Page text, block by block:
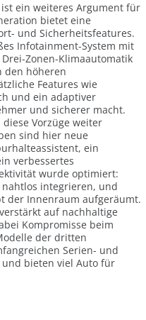
ein weiteres Argument für
bietet eine
und Sicherheitsfeatures.
Infotainment-System mit
Zonen-Klimaautomatik
den höheren
Features wie
und ein adaptiver
und sicherer macht.
Vorzüge weiter
sind hier neue
ein
verbessertes
wurde optimiert:
integrieren, und
der Innenraum aufgeräumt.
auf nachhaltige
Kompromisse beim
der dritten
Serien- und
bieten viel Auto für